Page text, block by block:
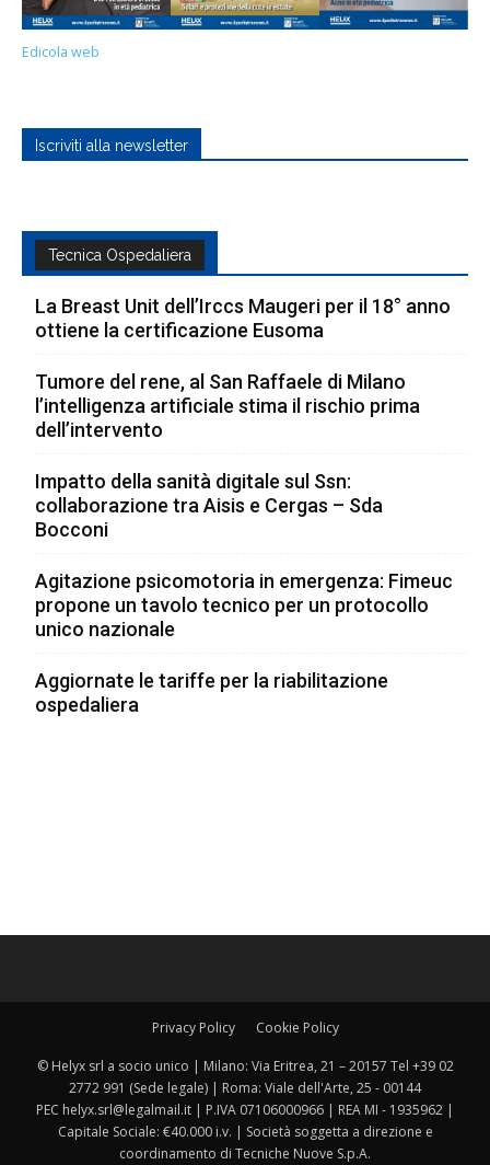
Edicola web
Iscriviti alla newsletter
Tecnica Ospedaliera
La Breast Unit dell’Irccs Maugeri per il 18° anno
ottiene la certificazione Eusoma
Tumore del rene, al San Raffaele di Milano
l’intelligenza artificiale stima il rischio prima
dell’intervento
Impatto della sanità digitale sul Ssn:
collaborazione tra Aisis e Cergas – Sda
Bocconi
Agitazione psicomotoria in emergenza: Fimeuc
propone un tavolo tecnico per un protocollo
unico nazionale
Aggiornate le tariffe per la riabilitazione
ospedaliera
Privacy Policy Cookie Policy
© Helyx srl a socio unico | Milano: Via Eritrea, 21 – 20157 Tel +39 02
2772 991 (Sede legale) | Roma: Viale dell'Arte, 25 - 00144
PEC helyx.srl@legalmail.it | P.IVA 07106000966 | REA MI - 1935962 |
Capitale Sociale: €40.000 i.v. | Società soggetta a direzione e
coordinamento di Tecniche Nuove S.p.A.